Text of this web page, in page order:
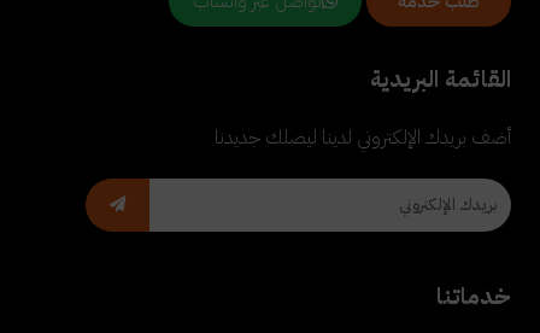
القائمة البريدية
أضف بريدك الإلكتروني لدينا ليصلك جديدنا
خدماتنا